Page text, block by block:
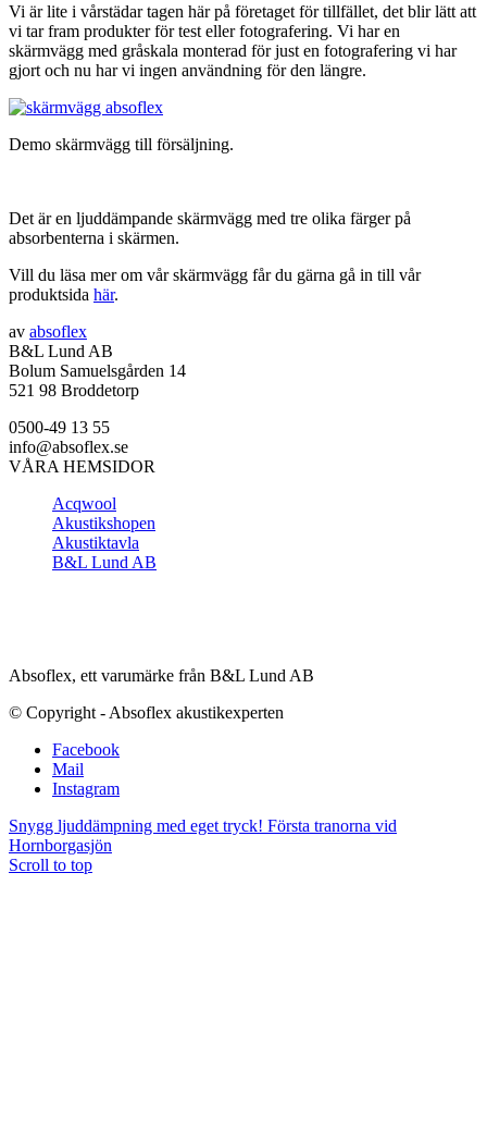
Vi är lite i vårstädar tagen här på företaget för tillfället, det blir lätt att
vi tar fram produkter för test eller fotografering. Vi har en
skärmvägg med gråskala monterad för just en fotografering vi har
gjort och nu har vi ingen användning för den längre.
Demo skärmvägg till försäljning.
Det är en ljuddämpande skärmvägg med tre olika färger på
absorbenterna i skärmen.
Vill du läsa mer om vår skärmvägg får du gärna gå in till vår
produktsida här.
av absoflex
B&L Lund AB
Bolum Samuelsgården 14
521 98 Broddetorp
0500-49 13 55
info@absoflex.se
VÅRA HEMSIDOR
Acqwool
Akustikshopen
Akustiktavla
B&L Lund AB
Absoflex, ett varumärke från B&L Lund AB
© Copyright - Absoflex akustikexperten
Facebook
Mail
Instagram
Snygg ljuddämpning med eget tryck! Första tranorna vid
Hornborgasjön
Scroll to top